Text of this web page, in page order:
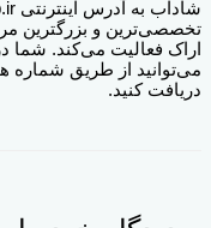
تخصصی‌ترین و بزرگترین
اراک فعالیت می‌کند. شما
می‌توانید از طریق شماره
دریافت کنید.